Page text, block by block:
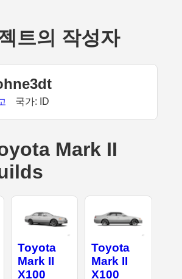
트의 작성자
국가: ID
Mark II
Toyota
Mark II
X100
Toyota
Mark II
X100